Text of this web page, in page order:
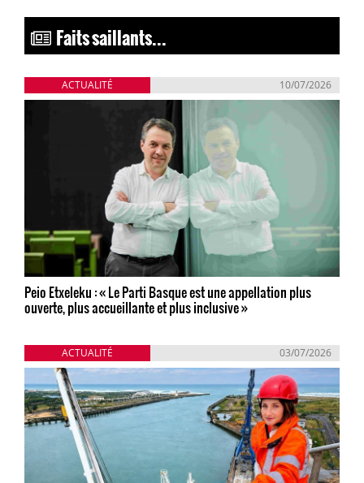
Faits saillants...
ACTUALITÉ 10/07/2026
Peio Etxeleku : « Le Parti Basque est une appellation plus
ouverte, plus accueillante et plus inclusive »
ACTUALITÉ 03/07/2026